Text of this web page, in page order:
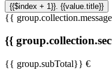
{{$index + 1}}. {{value.title}}
{{
{{
{{ group.subTotal}} €